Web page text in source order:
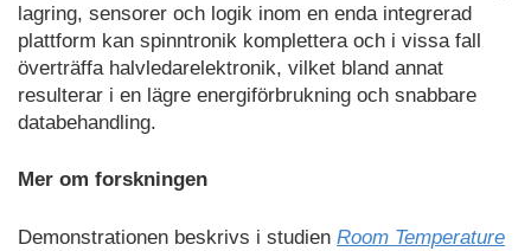
lagring, sensorer och logik inom en enda integrerad
plattform kan spinntronik komplettera och i vissa fall
överträffa halvledarelektronik, vilket bland annat
resulterar i en lägre energiförbrukning och snabbare
databehandling.
Mer om forskningen
Demonstrationen beskrivs i studien Room Temperature